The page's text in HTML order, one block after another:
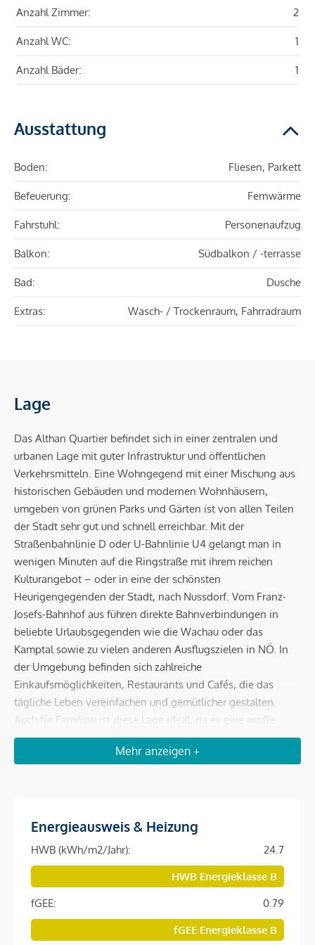
Anzahl Zimmer: 2
Anzahl WC: 1
Anzahl Bäder: 1
Ausstattung
Boden: Fliesen, Parkett
Befeuerung: Fernwärme
Fahrstuhl: Personenaufzug
Balkon: Südbalkon / -terrasse
Bad: Dusche
Extras: Wasch- / Trockenraum, Fahrradraum
Lage
Das Althan Quartier befindet sich in einer zentralen und
urbanen Lage mit guter Infrastruktur und öffentlichen
Verkehrsmitteln. Eine Wohngegend mit einer Mischung aus
historischen Gebäuden und modernen Wohnhäusern,
umgeben von grünen Parks und Gärten ist von allen Teilen
der Stadt sehr gut und schnell erreichbar. Mit der
Straßenbahnlinie D oder U-Bahnlinie U4 gelangt man in
wenigen Minuten auf die Ringstraße mit ihrem reichen
Kulturangebot – oder in eine der schönsten
Heurigengegenden der Stadt, nach Nussdorf. Vom Franz-
Josefs-Bahnhof aus führen direkte Bahnverbindungen in
beliebte Urlaubsgegenden wie die Wachau oder das
Kamptal sowie zu vielen anderen Ausflugszielen in NÖ. In
der Umgebung befinden sich zahlreiche
Einkaufsmöglichkeiten, Restaurants und Cafés, die das
tägliche Leben vereinfachen und gemütlicher gestalten.
Auch für Familien ist diese Lage ideal, da es eine große
Auswahl an Schulen, Kindergärten, Universitäten und
höheren Schulen gibt, die alle in kurzer Entfernung
Beschreibung *
Willkommen in Ihrem neuen Zuhause im Herzen des 9.
Dieses moderne Wohnprojekt im begehrten Alsergrund
Mehr anzeigen +
Energieausweis & Heizung
HWB (kWh/m2/Jahr):
24.7
HWB Energieklasse B
fGEE:
0.79
fGEE Energieklasse B